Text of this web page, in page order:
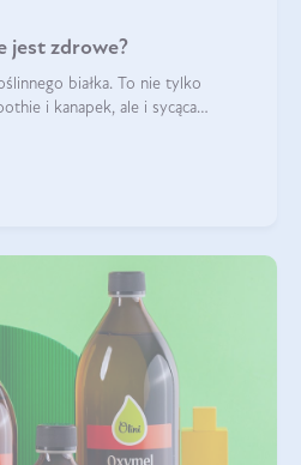
jest zdrowe?
białka. To nie tylko
i kanapek, ale i sycąca